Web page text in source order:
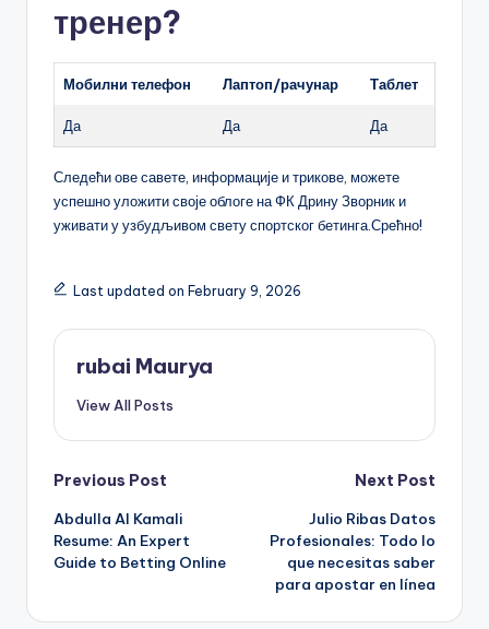
тренер?
Мобилни телефон Лаптоп/рачунар Таблет
Да Да Да
Следећи ове савете, информације и трикове, можете
успешно уложити своје облоге на ФК Дрину Зворник и
уживати у узбудљивом свету спортског бетинга.Срећно!
Last updated on February 9, 2026
rubai Maurya
View All Posts
Post
navigation
Previous Post
Abdulla Al Kamali
Resume: An Expert
Guide to Betting Online
Next Post
Julio Ribas Datos
Profesionales: Todo lo
que necesitas saber
para apostar en línea